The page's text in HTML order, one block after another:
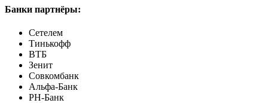
Банки партнёры:
Сетелем
Тинькофф
ВТБ
Зенит
Совкомбанк
Альфа-Банк
РН-Банк